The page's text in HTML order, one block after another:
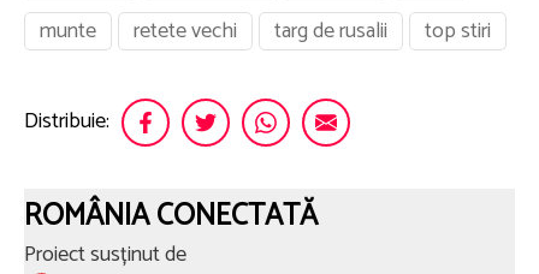
munte
retete vechi targ de rusalii top stiri
Distribuie:
ROMÂNIA CONECTATĂ
Proiect susținut de